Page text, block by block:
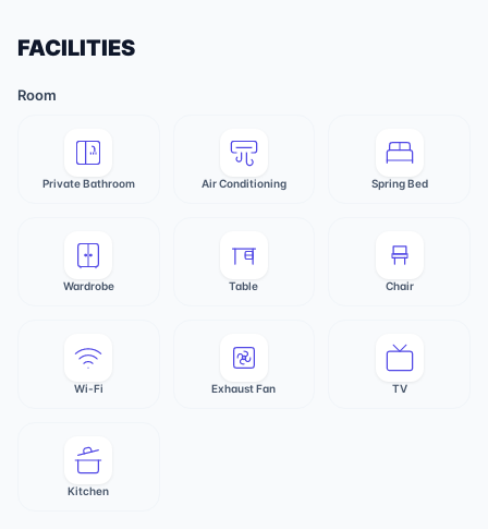
FACILITIES
Room
Private Bathroom Air Conditioning Spring Bed
Wardrobe Table Chair
Wi-Fi Exhaust Fan TV
Kitchen